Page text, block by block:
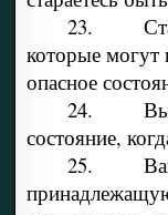
23.
которые могут
опасное
24. Вы
состояние,
25. Вам